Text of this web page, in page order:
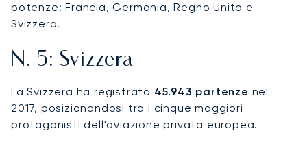
potenze: Francia, Germania, Regno Unito e
Svizzera.
N. 5: Svizzera
La Svizzera ha registrato 45.943 partenze nel
2017, posizionandosi tra i cinque maggiori
protagonisti dell'aviazione privata europea.